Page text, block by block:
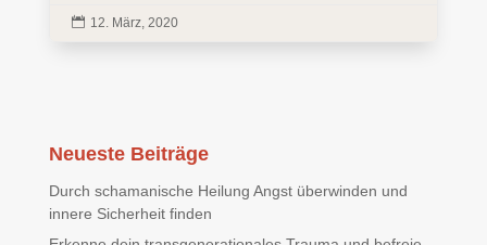
 12. März, 2020
Neueste Beiträge
Durch schamanische Heilung Angst überwinden und
innere Sicherheit finden